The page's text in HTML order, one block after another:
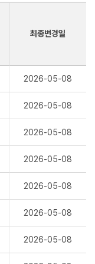
최종변경일
2026-05-08
2026-05-08
2026-05-08
2026-05-08
2026-05-08
2026-05-08
2026-05-08